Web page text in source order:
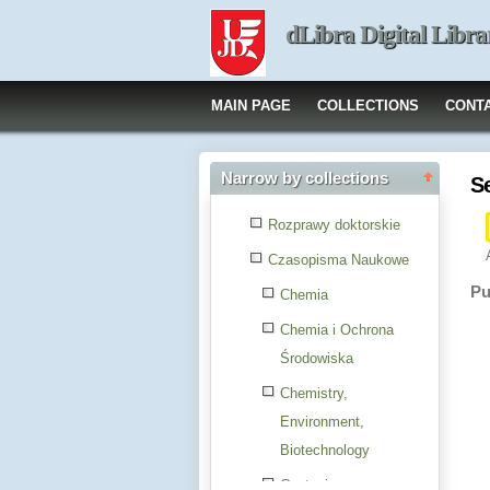
dLibra Digital
MAIN PAGE COLLECTIONS
Narrow by collections
Rozprawy doktorskie
Czasopisma Naukowe
Chemia
Chemia i Ochrona
Środowiska
Chemistry,
Environment,
Biotechnology
Czytanie